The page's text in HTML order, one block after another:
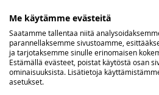
1
star
2
stars
3
stars
4
stars
5
stars
Nimimerkki
Yhteenveto
Me käytämme evästeitä
Saatamme tallentaa niitä
parannellaksemme sivustoamme,
ja tarjotaksemme sinulle erinomaisen
Estämällä evästeet, poistat käytöstä osan
ominaisuuksista. Lisätietoja
asetukset.